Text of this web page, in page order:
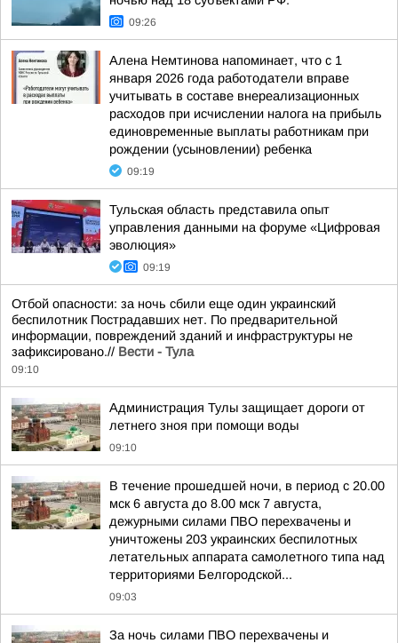
09:26
Алена Немтинова напоминает, что с 1
января 2026 года работодатели вправе
учитывать в составе внереализационных
расходов при исчислении налога на прибыль
единовременные выплаты работникам при
рождении (усыновлении) ребенка
09:19
Тульская область представила опыт
управления данными на форуме «Цифровая
эволюция»
09:19
Отбой опасности: за ночь сбили еще один украинский
беспилотник Пострадавших нет. По предварительной
информации, повреждений зданий и инфраструктуры не
зафиксировано.// Вести - Тула
09:10
Администрация Тулы защищает дороги от
летнего зноя при помощи воды
09:10
В течение прошедшей ночи, в период с 20.00
мск 6 августа до 8.00 мск 7 августа,
дежурными силами ПВО перехвачены и
уничтожены 203 украинских беспилотных
летательных аппарата самолетного типа над
территориями Белгородской...
09:03
За ночь силами ПВО перехвачены и